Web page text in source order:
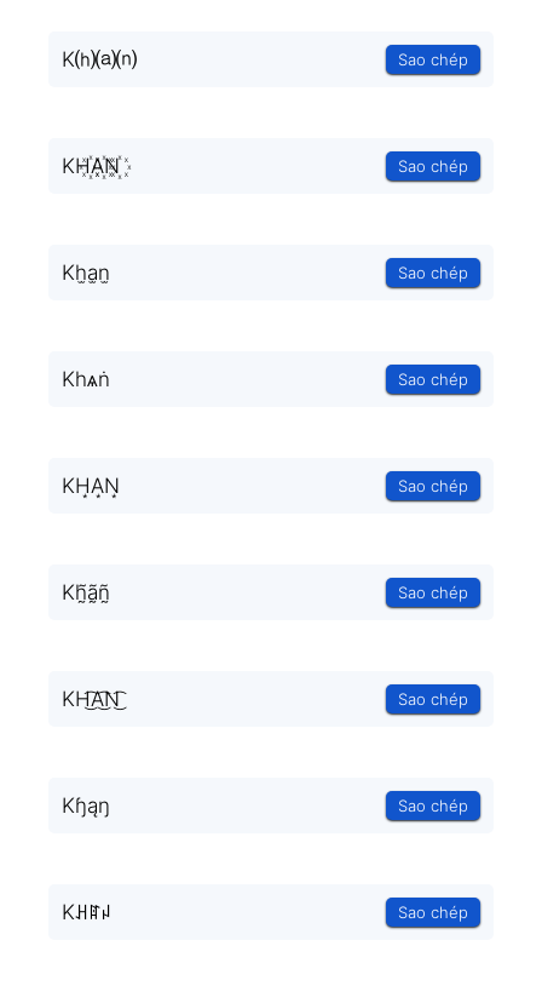
K⒣⒜⒩ Sao chép
KH꙰A꙰N꙰ Sao chép
Kh̫a̫n̫ Sao chép
Kһѧṅ Sao chép
KH͙A͙N͙ Sao chép
Kh̰̃ã̰ñ̰ Sao chép
KH͜͡A͜͡N͜͡ Sao chép
Kɧąŋ Sao chép
Kꃅꍏꈤ Sao chép